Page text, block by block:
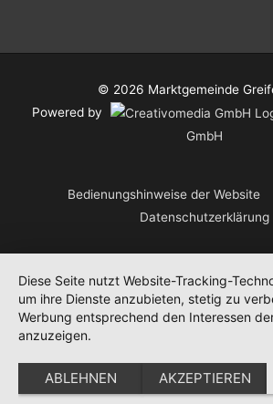
© 2026 Marktgemeinde
Powered by
GmbH
Bedienungshinweise der Website
Datenschutzerklärung
Diese Seite nutzt Website-Tracking-
um ihre Dienste anzubieten, stetig zu
Werbung entsprechend den Interessen
anzuzeigen.
ABLEHNEN AKZEPTIEREN